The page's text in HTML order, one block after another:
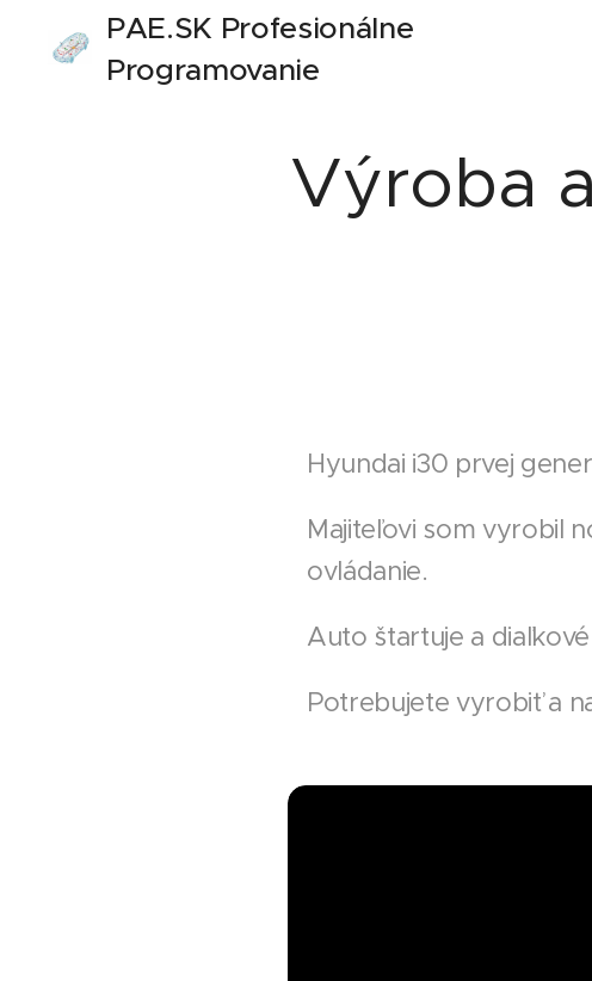
PAE.SK Profesionálne
Programovanie
Výroba
Hyundai i30 prvej
Majiteľovi som vyrobil
ovládanie.
Auto štartuje a
Potrebujete vyrobiť a